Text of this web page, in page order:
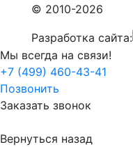
© 2010-2026
Разработка сайта:
Мы всегда на связи!
+7 (499) 460-43-41
Позвонить
Заказать звонок
Вернуться назад